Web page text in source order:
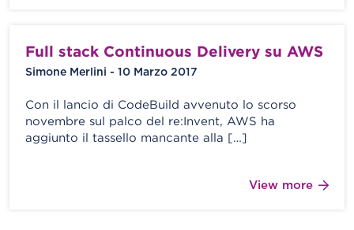
Full stack Continuous Delivery su AWS
Simone Merlini - 10 Marzo 2017
Con il lancio di CodeBuild avvenuto lo scorso
novembre sul palco del re:Invent, AWS ha
aggiunto il tassello mancante alla […]
View more